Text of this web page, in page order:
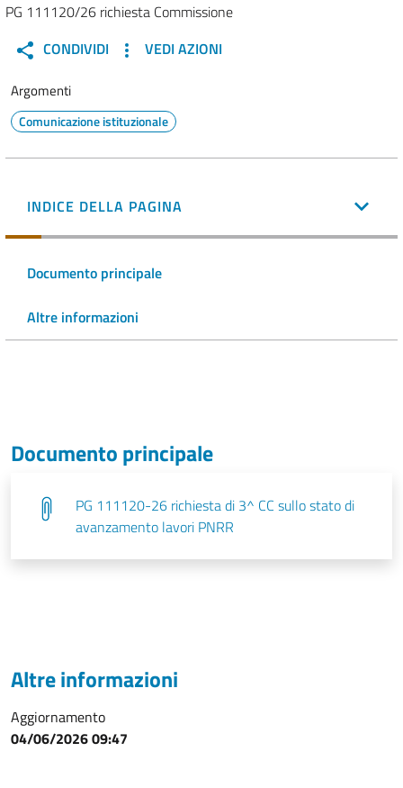
PG 111120/26 richiesta Commissione
CONDIVIDI
VEDI AZIONI
Argomenti
Comunicazione istituzionale
INDICE DELLA PAGINA
Documento principale
Altre informazioni
Documento principale
PG 111120-26 richiesta di 3^ CC sullo stato di
avanzamento lavori PNRR
Altre informazioni
Aggiornamento
04/06/2026 09:47